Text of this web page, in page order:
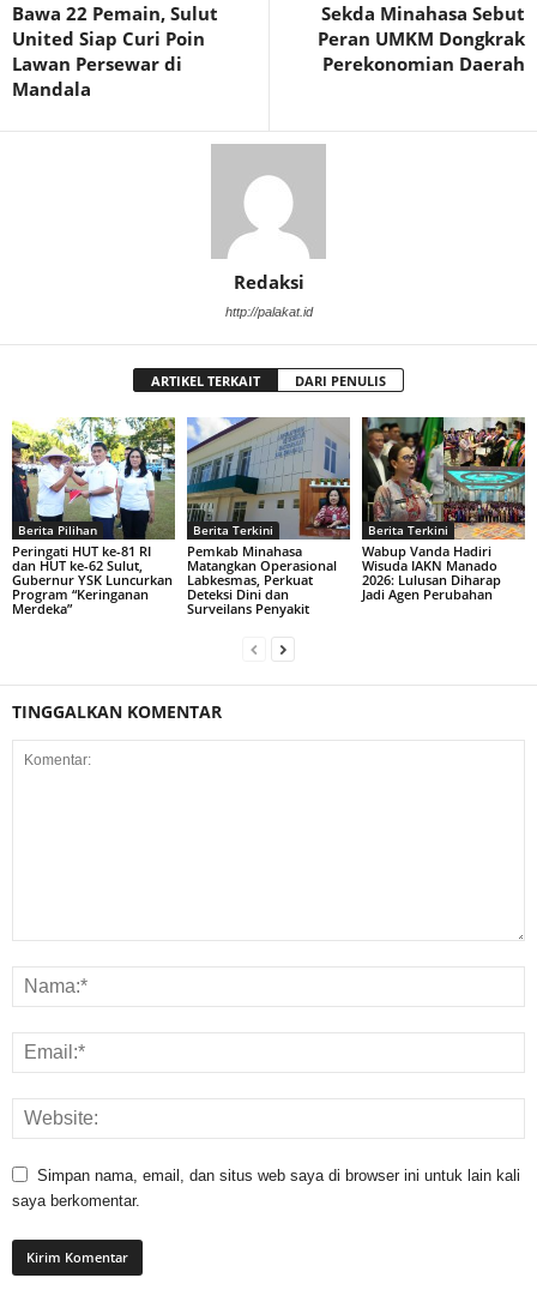
Bawa 22 Pemain, Sulut
United Siap Curi Poin
Lawan Persewar di
Mandala
Sekda Minahasa Sebut
Peran UMKM Dongkrak
Perekonomian Daerah
Redaksi
http://palakat.id
ARTIKEL TERKAIT DARI PENULIS
Berita Pilihan
Peringati HUT ke-81 RI
dan HUT ke-62 Sulut,
Gubernur YSK Luncurkan
Program “Keringanan
Merdeka”
Berita Terkini
Pemkab Minahasa
Matangkan Operasional
Labkesmas, Perkuat
Deteksi Dini dan
Surveilans Penyakit
Berita Terkini
Wabup Vanda Hadiri
Wisuda IAKN Manado
2026: Lulusan Diharap
Jadi Agen Perubahan
TINGGALKAN KOMENTAR
Simpan nama, email, dan situs web saya di browser ini untuk lain kali
saya berkomentar.